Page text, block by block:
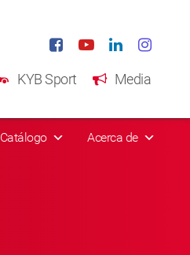
KYB Sport Media
Catálogo Acerca de